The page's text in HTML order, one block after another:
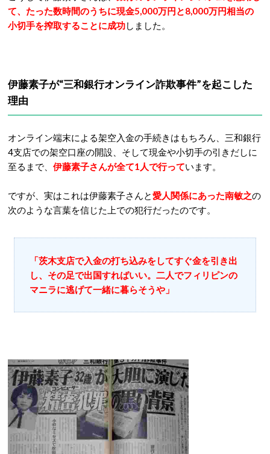
て、たった数時間のうちに現金5,000万円と8,000万円相当の
小切手を搾取することに成功しました。
伊藤素子が“三和銀行オンライン詐欺事件”を起こした
理由
オンライン端末による架空入金の手続きはもちろん、三和銀行
4支店での架空口座の開設、そして現金や小切手の引きだしに
至るまで、 伊藤素子さんが全て1人で行っています。
ですが、実はこれは伊藤素子さんと愛人関係にあった南敏之の
次のような言葉を信じた上での犯行だったのです。
「茨木支店で入金の打ち込みをしてすぐ金を引き出
し、その足で出国すればいい。二人でフィリピンの
マニラに逃げて一緒に暮らそうや」